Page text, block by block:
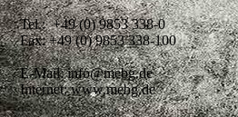
Tel.: +49 (0) 9853 338-0
Fax: +49 (0) 9853 338-100
E-Mail: info@mebg.de
Internet: www.mebg.de